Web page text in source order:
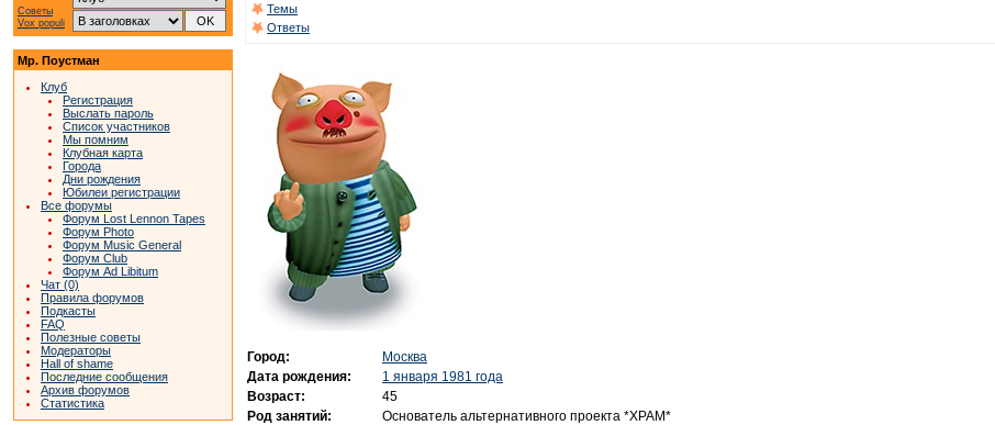
Советы
Vox populi
Мр. Поустман
Клуб
Регистрация
Выслать пароль
Список участников
Мы помним
Клубная карта
Города
Дни рождения
Юбилеи регистрации
Все форумы
Форум Lost Lennon Tapes
Форум Photo
Форум Music General
Форум Club
Форум Ad Libitum
Чат (0)
Правила форумов
Подкасты
FAQ
Полезные советы
Модераторы
Hall of shame
Последние сообщения
Архив форумов
Статистика
Темы
Ответы
Город:
Москва
Дата рождения:
1 января 1981 года
Возраст:
45
Род занятий:
Основатель альтернативного проекта *ХРАМ*